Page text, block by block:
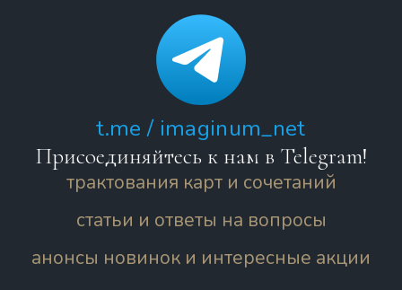
t.me / imaginum_net
Присоединяйтесь к нам в Telegram!
трактования карт и сочетаний
статьи и ответы на вопросы
анонсы новинок и интересные акции